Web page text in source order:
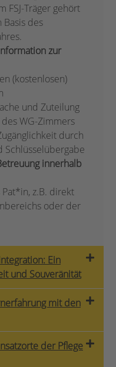
FSJ-Träger gehört
Basis des
zur
(kostenlosen)
und Zuteilung
WG-Zimmers
durch
Schlüsselübergabe
innerhalb
z.B. direkt
oder der
Ein
und Souveränität
mit den
der Pflege